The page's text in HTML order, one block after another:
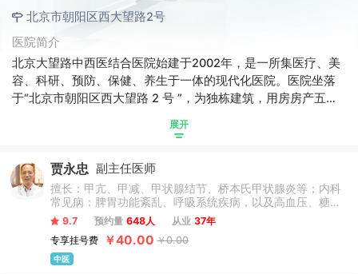
北京市朝阳区西大望路2号
医院简介
北京大望路中西医结合医院始建于2002年，是一所集医疗、美
容、科研、预防、保健、养生于一体的现代化医院。医院坐落
于“北京市朝阳区西大望路 2 号 ”，为独栋建筑，用房房产五层
张。医院地处京城东部核心商圈与人文生活区交汇带：西望
(近地铁 1 号线、14 号线)，便捷对接全城患者;东接百子湾生活
区，周边环绕历史文化街区与现代社区，既浸润于都市生活的
烟火气，又承载着服务民生健康的在地责任。科室建设上，医
院设立外科、内科、妇科、皮肤科、整形外科、泌尿外科、肛
肠科、神经内科、中医科、中西结合科等特色专科，尤其在癫
痫诊疗方向成果显著，凭借专业的医疗团队、先进的诊疗设备
展开
贾永忠 副主任医师
擅长：甲亢、甲减、甲状腺结节、桥本氏甲状腺炎等；内科
常见病：脾胃功能紊乱、呼吸系统疾病，以及高血压、糖尿
病、冠心病等慢性病的协同调理；妇科与内分泌失调：月经
不调、痛经、多囊卵巢综合征、更年期综合征等；其他全科
常见病：覆盖内外妇儿男性等各类一般疾患的中医诊治与体
质调理。
9.7 预约量 648人 从业 37年
专享挂号费
￥40.00 ￥0.00
中医